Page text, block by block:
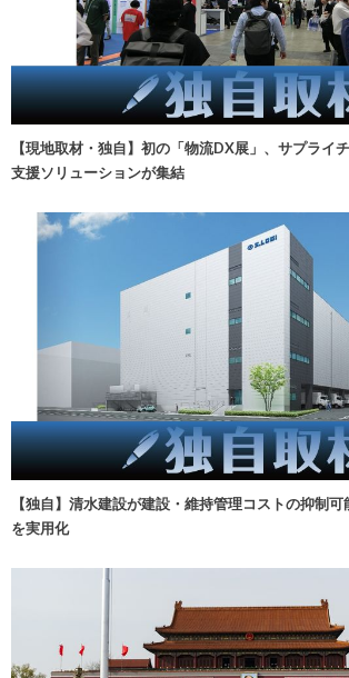
【現地取材・独自】初の「物流DX展」、サプライ
支援ソリューションが集結
【独自】清水建設が建設・維持管理コストの抑制
を実用化